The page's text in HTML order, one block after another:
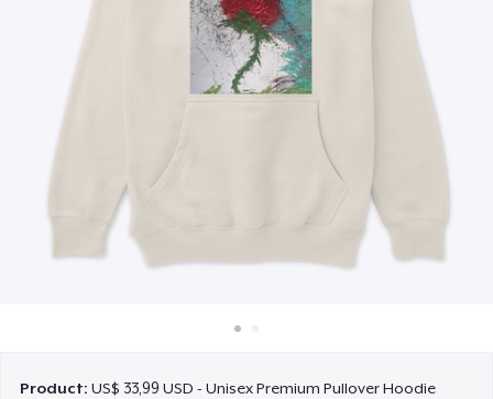
Verkoop overal
Product:US$ 33,99 USD - Unisex Premium Pullover Hoodie